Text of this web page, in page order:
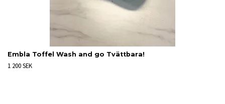
Embla Toffel Wash and go Tvättbara!
1 200 SEK